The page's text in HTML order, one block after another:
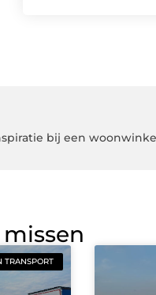
bij een
TRANSPORT